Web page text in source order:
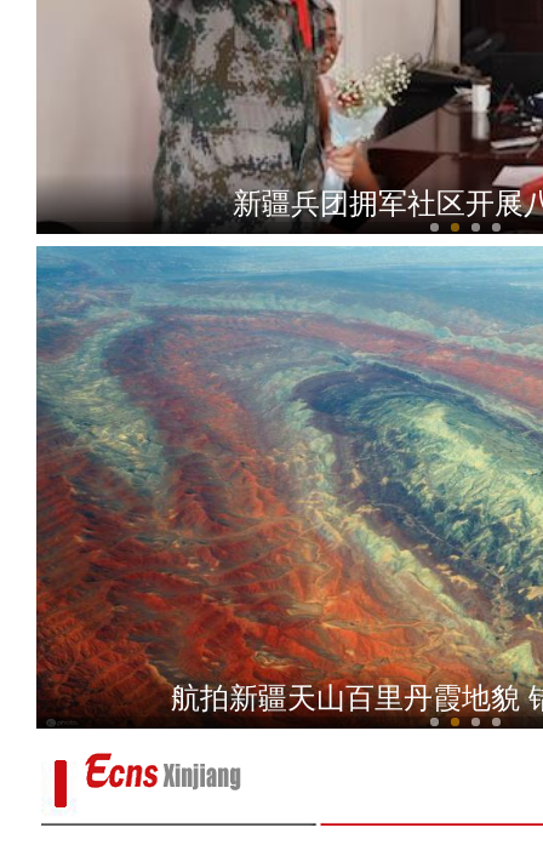
新疆兵团拥军社区开展
新疆喀什市 万亩稻田满
航拍新疆天山百里丹霞地貌
乌鲁木齐持续推进老旧